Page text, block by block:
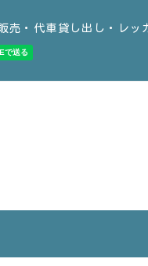
売・代車貸し出し・レ